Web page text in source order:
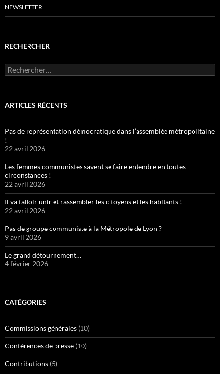
NEWSLETTER
RECHERCHER
Rechercher :
ARTICLES RÉCENTS
Pas de représentation démocratique dans l’assemblée métropolitaine
!
22 avril 2026
Les femmes communistes savent se faire entendre en toutes
circonstances !
22 avril 2026
Il va falloir unir et rassembler les citoyens et les habitants !
22 avril 2026
Pas de groupe communiste à la Métropole de Lyon ?
9 avril 2026
Le grand détournement…
4 février 2026
CATÉGORIES
Commissions générales (10)
Conférences de presse (10)
Contributions (5)